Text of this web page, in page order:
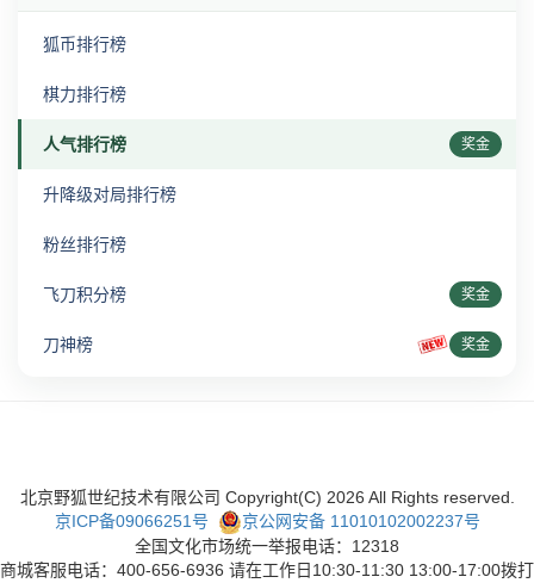
狐币排行榜
棋力排行榜
人气排行榜 奖金
升降级对局排行榜
粉丝排行榜
飞刀积分榜 奖金
刀神榜 奖金
北京野狐世纪技术有限公司 Copyright(C) 2026 All Rights reserved.
京ICP备09066251号
京公网安备 11010102002237号
全国文化市场统一举报电话：12318
商城客服电话：400-656-6936 请在工作日10:30-11:30 13:00-17:00拨打